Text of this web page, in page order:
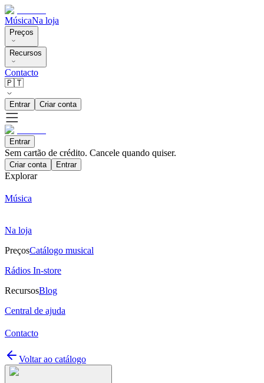
MúsicaNa loja
Preços
Recursos
Contacto
🇵🇹
Entrar Criar conta
Entrar
Sem cartão de crédito. Cancele quando quiser.
Criar conta Entrar
Explorar
Música
Na loja
PreçosCatálogo musical
Rádios In-store
RecursosBlog
Central de ajuda
Contacto
Voltar ao catálogo